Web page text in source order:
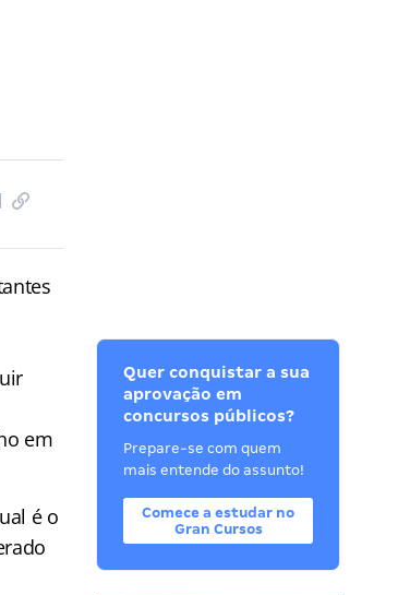
em
é o
Quer conquistar a sua
aprovação em
concursos públicos?
Prepare-se com quem
mais entende do assunto!
Comece a estudar no
Gran Cursos